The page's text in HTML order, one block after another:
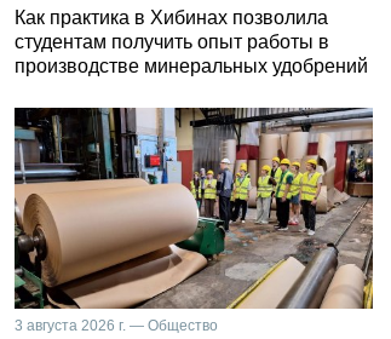
Как практика в Хибинах позволила
студентам получить опыт работы в
производстве минеральных удобрений
3 августа 2026 г. — Общество